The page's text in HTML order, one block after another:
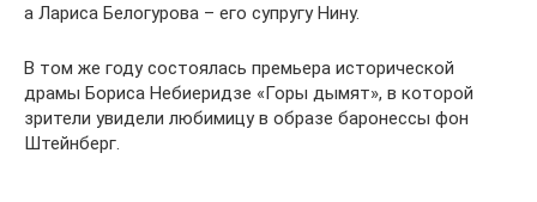
а Лариса Белогурова – его супругу Нину.
В том же году состоялась премьера исторической
драмы Бориса Небиеридзе «Горы дымят», в которой
зрители увидели любимицу в образе баронессы фон
Штейнберг.